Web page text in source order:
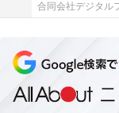
【10月の運勢】
【10月の運勢】
【10月の運勢】
【10月の運勢】
【10月の運勢】
合同会社デジタル